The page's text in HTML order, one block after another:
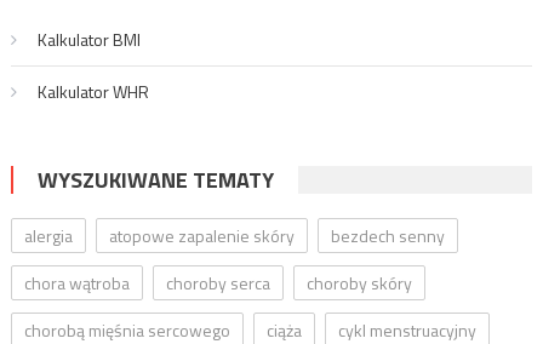
Kalkulator BMI
Kalkulator WHR
WYSZUKIWANE TEMATY
alergia atopowe zapalenie skóry
bezdech senny
chora wątroba
choroby serca
choroby skóry
chorobą mięśnia sercowego
ciąża
cykl menstruacyjny